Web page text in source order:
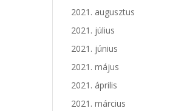
2021. augusztus
2021. július
2021. június
2021. május
2021. április
2021. március